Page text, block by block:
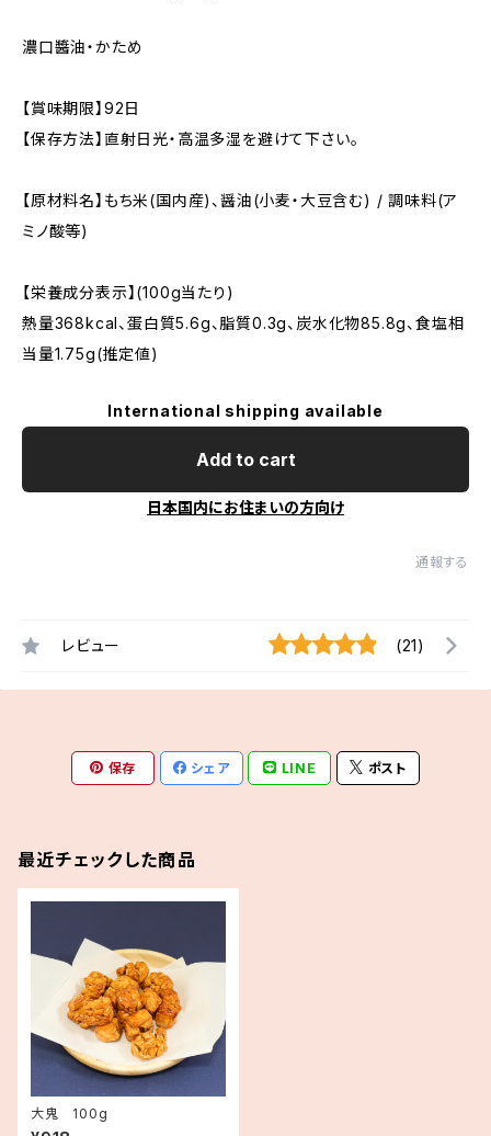
濃口醬油・かため
【賞味期限】92日
【保存方法】直射日光・高温多湿を避けて下さい。
【原材料名】もち米(国内産)、醤油(小麦・大豆含む) / 調味料(ア
ミノ酸等)
【栄養成分表示】(100g当たり)
熱量368kcal、蛋白質5.6g、脂質0.3g、炭水化物85.8g、食塩相
当量1.75g(推定値)
International shipping available
Add to cart
日本国内にお住まいの方向け
通報する
レビュー (21)
保存 シェア LINE ポスト
最近チェックした商品
大鬼 100g